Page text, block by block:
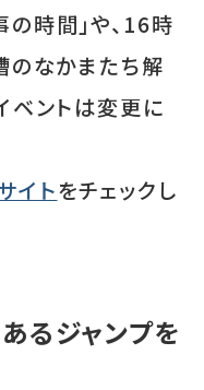
時間」や、16時
のなかまたち解
ベントは変更に
イトをチェックし
るジャンプを